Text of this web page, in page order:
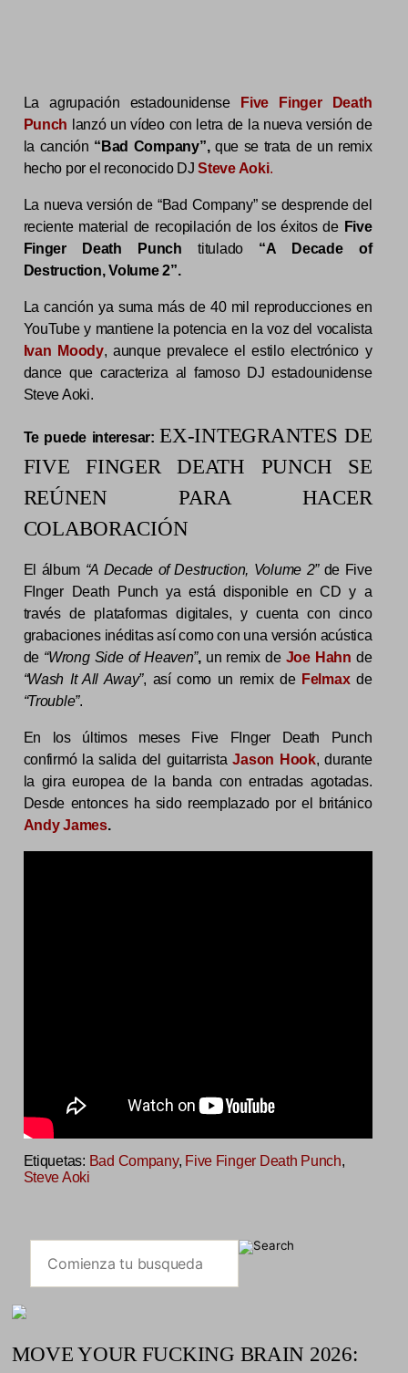
La agrupación estadounidense
Five Finger Death
Punch lanzó un vídeo con letra de la nueva versión de
la canción “Bad Company”,que se trata de un remix
hecho por el reconocido DJSteve Aoki.
La nueva versión de “Bad Company” se desprende del
reciente material de recopilación de los éxitos de Five
Finger Death Punch titulado “A Decade of
Destruction, Volume 2”.
La canción ya suma más de 40 mil reproducciones en
YouTube y mantiene la potencia en la voz del vocalista
Ivan Moody, aunque prevalece el estilo electrónico y
dance que caracteriza al famoso DJ estadounidense
Steve Aoki.
Te puede interesar: EX-INTEGRANTES DE
FIVE FINGER DEATH PUNCH SE
REÚNEN PARA HACER
COLABORACIÓN
El álbum “A Decade of Destruction, Volume 2”de Five
FInger Death Punch ya está disponible en CD y a
través de plataformas digitales, y cuenta con cinco
grabaciones inéditas así como con una versión acústica
de “Wrong Side of Heaven”,un remix de Joe Hahn de
“Wash It All Away”, así como un remix de Felmaxde
“Trouble”.
En los últimos meses Five FInger Death Punch
confirmó la salida del guitarristaJason Hook, durante
la gira europea de la banda con entradas agotadas.
Desde entonces ha sido reemplazado por el británico
Andy James.
Etiquetas: Bad Company, Five Finger Death Punch,
Steve Aoki
MOVE YOUR FUCKING BRAIN 2026: